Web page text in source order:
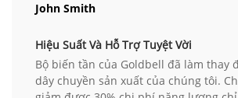
John Smith
Hiệu Suất Và Hỗ Trợ Tuyệt Vời
Bộ biến tần của Goldbell đã làm thay
dây chuyền sản xuất của chúng tôi.